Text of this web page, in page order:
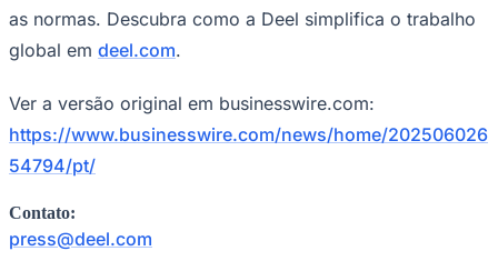
Palmeiras
as normas. Descubra como a Deel simplifica o trabalho
global em deel.com.
Ver a versão original em businesswire.com:
https://www.businesswire.com/news/home/202506026
54794/pt/
Contato:
press@deel.com